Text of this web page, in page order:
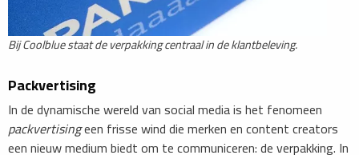
Bij Coolblue staat de verpakking centraal in de klantbeleving.
Packvertising
In de dynamische wereld van social media is het fenomeen
packvertisingeen frisse wind die merken en content creators
een nieuw medium biedt om te communiceren: de verpakking. In